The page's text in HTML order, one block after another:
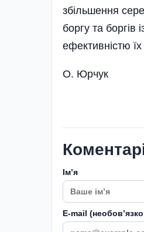
збільшення
боргу та боргів
ефективністю
О. Юрчук
Імʼя
E-mail